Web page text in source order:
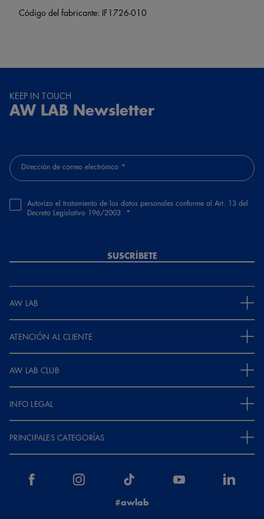
Código del fabricante: IF1726-010
KEEP IN TOUCH
AW LAB Newsletter
Dirección de correo electrónico
Autorizo el tratamiento de los datos personales conforme al Art. 13 del
Decreto Legislativo 196/2003
SUSCRÍBETE
AW LAB
ATENCIÓN AL CLIENTE
AW LAB CLUB
INFO LEGAL
PRINCIPALES CATEGORÍAS
#awlab